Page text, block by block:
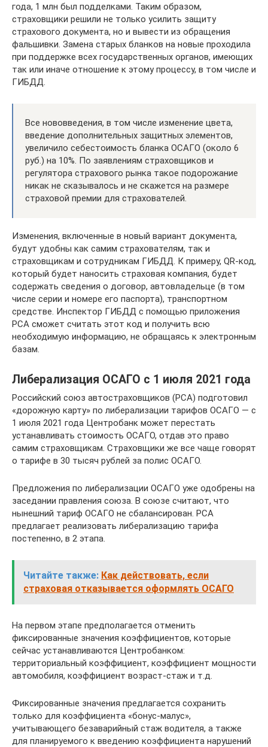
года, 1 млн был подделками. Таким образом,
страховщики решили не только усилить защиту
страхового документа, но и вывести из обращения
фальшивки. Замена старых бланков на новые проходила
при поддержке всех государственных органов, имеющих
так или иначе отношение к этому процессу, в том числе и
ГИБДД.
Все нововведения, в том числе изменение цвета,
введение дополнительных защитных элементов,
увеличило себестоимость бланка ОСАГО (около 6
руб.) на 10%. По заявлениям страховщиков и
регулятора страхового рынка такое подорожание
никак не сказывалось и не скажется на размере
страховой премии для страхователей.
Изменения, включенные в новый вариант документа,
будут удобны как самим страхователям, так и
страховщикам и сотрудникам ГИБДД. К примеру, QR-код,
который будет наносить страховая компания, будет
содержать сведения о договор, автовладельце (в том
числе серии и номере его паспорта), транспортном
средстве. Инспектор ГИБДД с помощью приложения
РСА сможет считать этот код и получить всю
необходимую информацию, не обращаясь к электронным
базам.
Либерализация ОСАГО с 1 июля 2021 года
Российский союз автостраховщиков (РСА) подготовил
«дорожную карту» по либерализации тарифов ОСАГО — с
1 июля 2021 года Центробанк может перестать
устанавливать стоимость ОСАГО, отдав это право
самим страховщикам. Страховщики же все чаще говорят
о тарифе в 30 тысяч рублей за полис ОСАГО.
Предложения по либерализации ОСАГО уже одобрены на
заседании правления союза. В союзе считают, что
нынешний тариф ОСАГО не сбалансирован. РСА
предлагает реализовать либерализацию тарифа
постепенно, в 2 этапа.
Читайте также: Как действовать, если
страховая отказывается оформлять ОСАГО
На первом этапе предполагается отменить
фиксированные значения коэффициентов, которые
сейчас устанавливаются Центробанком:
территориальный коэффициент, коэффициент мощности
автомобиля, коэффициент возраст-стаж и т.д.
Фиксированные значения предлагается сохранить
только для коэффициента «бонус-малус»,
учитывающего безаварийный стаж водителя, а также
для планируемого к введению коэффициента нарушений